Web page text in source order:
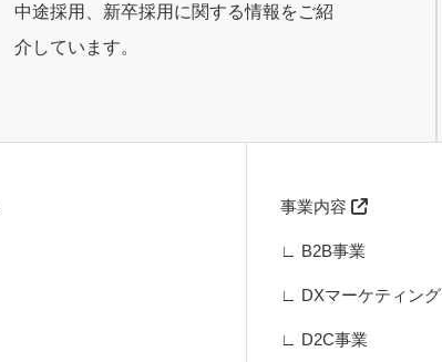
中途採用、新卒採用に関する情報をご紹
介しています。
事業内容
∟ B2B事業
∟ DXマーケティング
∟ D2C事業